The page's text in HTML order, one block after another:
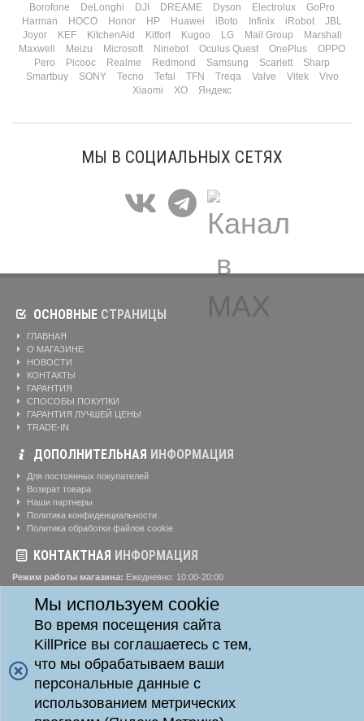
Borofone
DeLonghi DJI DREAME Dyson Electrolux
GoPro
Harman
HOCO Honor HP Huawei iBoto Infinix iRobot
JBL
Joyor
KEF KitchenAid Kitfort Kugoo LG Mail Group
Marshall
Maxwell
Meizu Microsoft Ninebot Oculus Quest OnePlus
OPPO
Pero
Picooc Realme Redmond Samsung Scarlett
Sharp
Smartbuy
SONY Tecno Tefal TFN Treqa Valve Vitek
Vivo
Xiaomi
XO Яндекс
МЫ В СОЦИАЛЬНЫХ СЕТЯХ
Мы используем cookie
Во время посещения сайта
KillPrice вы соглашаетесь с тем,
что мы обрабатываем ваши
персональные данные с
использованием метрических
ОСНОВНЫЕ СТРАНИЦЫ
ГЛАВНАЯ
О МАГАЗИНЕ
НОВОСТИ
КОНТАКТЫ
ГАРАНТИЯ
СПОСОБЫ ПОКУПКИ
ГАРАНТИЯ ЛУЧШЕЙ ЦЕНЫ
TRADE-IN
ДОПОЛНИТЕЛЬНАЯ ИНФОРМАЦИЯ
Для постоянных покупателей
Возврат товара
Наши партнеры
Политика конфиденциальности
Политика обработки файлов cookie
КОНТАКТНАЯ ИНФОРМАЦИЯ
Режим работы магазина: Ежедневно: 10:00-20:00
Телефоны:
8-904-895-02-20
Адрес: г. Красноярск, ул. Алексеева, д. 24, офис 41
Killprice24 © 2014 - 2026
Killprice24 Магазин цифровой техники.
товаров уточняйте по телефону. Производители оставляют за собой право изменять
технические характеристики и внешний вид товаров без предварительного уведомления.